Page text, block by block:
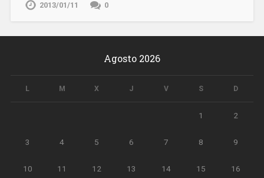
2013/01/11 0
Agosto 2026
L M X J V S D
1 2
3 4 5 6 7 8 9
10 11 12 13 14 15 16